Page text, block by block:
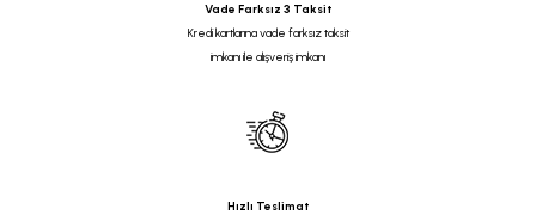
Vade Farksız 3 Taksit
Kredi kartlarına vade farksız taksit
imkanı ile alışveriş imkanı
Hızlı Teslimat